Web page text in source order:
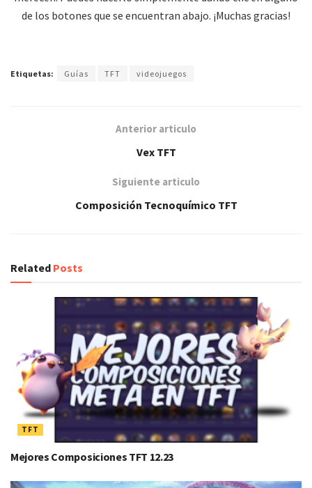
de los botones que se encuentran abajo. ¡Muchas gracias!
Etiquetas: Guías TFT videojuegos
Anterior articulo
Vex TFT
Siguiente articulo
Composición Tecnoquímico TFT
Related Posts
TFT
Mejores Composiciones TFT 12.23